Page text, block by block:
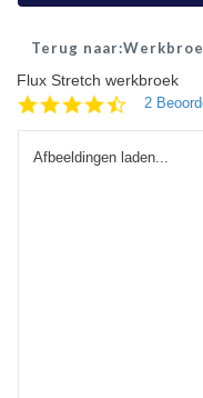
Werkbroeken
Werkbroeken met
Werkjeans
Flux Stretch werkbroek
4.52